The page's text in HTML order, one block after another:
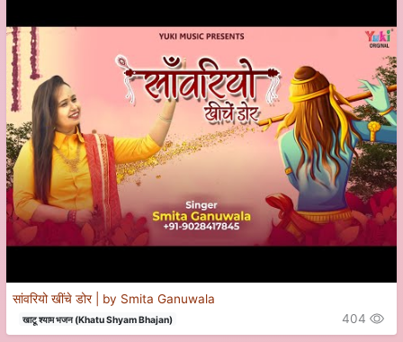
सांवरियो खींचे डोर | by Smita Ganuwala
खाटू श्याम भजन (Khatu Shyam Bhajan) 404